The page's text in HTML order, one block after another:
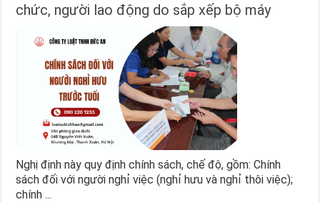
chức, người lao động do sắp xếp bộ máy
Nghị định này quy định chính sách, chế độ, gồm: Chính
sách đối với người nghỉ việc (nghỉ hưu và nghỉ thôi việc);
chính ...